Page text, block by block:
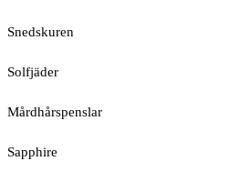
Snedskuren
Solfjäder
Mårdhårspenslar
Sapphire